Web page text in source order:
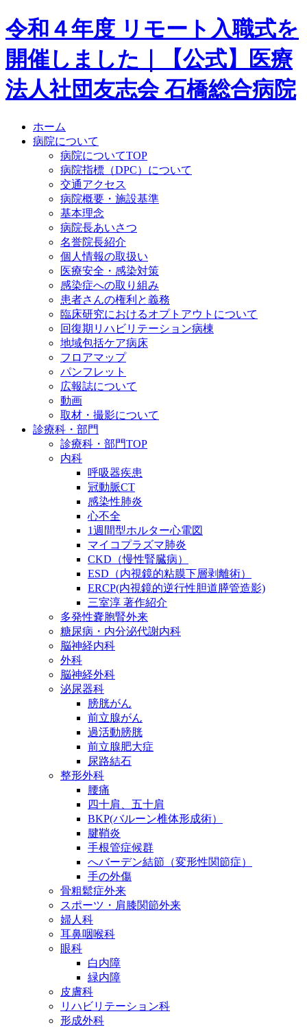
令和４年度 リモート入職式を
開催しました｜【公式】医療
法人社団友志会 石橋総合病院
ホーム
病院について
病院についてTOP
病院指標（DPC）について
交通アクセス
病院概要・施設基準
基本理念
病院長あいさつ
名誉院長紹介
個人情報の取扱い
医療安全・感染対策
感染症への取り組み
患者さんの権利と義務
臨床研究におけるオプトアウトについて
回復期リハビリテーション病棟
地域包括ケア病床
フロアマップ
パンフレット
広報誌について
動画
取材・撮影について
診療科・部門
診療科・部門TOP
内科
呼吸器疾患
冠動脈CT
感染性肺炎
心不全
1週間型ホルター心電図
マイコプラズマ肺炎
CKD（慢性腎臓病）
ESD（内視鏡的粘膜下層剥離術）
ERCP(内視鏡的逆行性胆道膵管造影)
三室淳 著作紹介
多発性嚢胞腎外来
糖尿病・内分泌代謝内科
脳神経内科
外科
脳神経外科
泌尿器科
膀胱がん
前立腺がん
過活動膀胱
前立腺肥大症
尿路結石
整形外科
腰痛
四十肩、五十肩
BKP(バルーン椎体形成術）
腱鞘炎
手根管症候群
へバーデン結節（変形性関節症）
手の外傷
骨粗鬆症外来
スポーツ・肩膝関節外来
婦人科
耳鼻咽喉科
眼科
白内障
緑内障
皮膚科
リハビリテーション科
形成外科